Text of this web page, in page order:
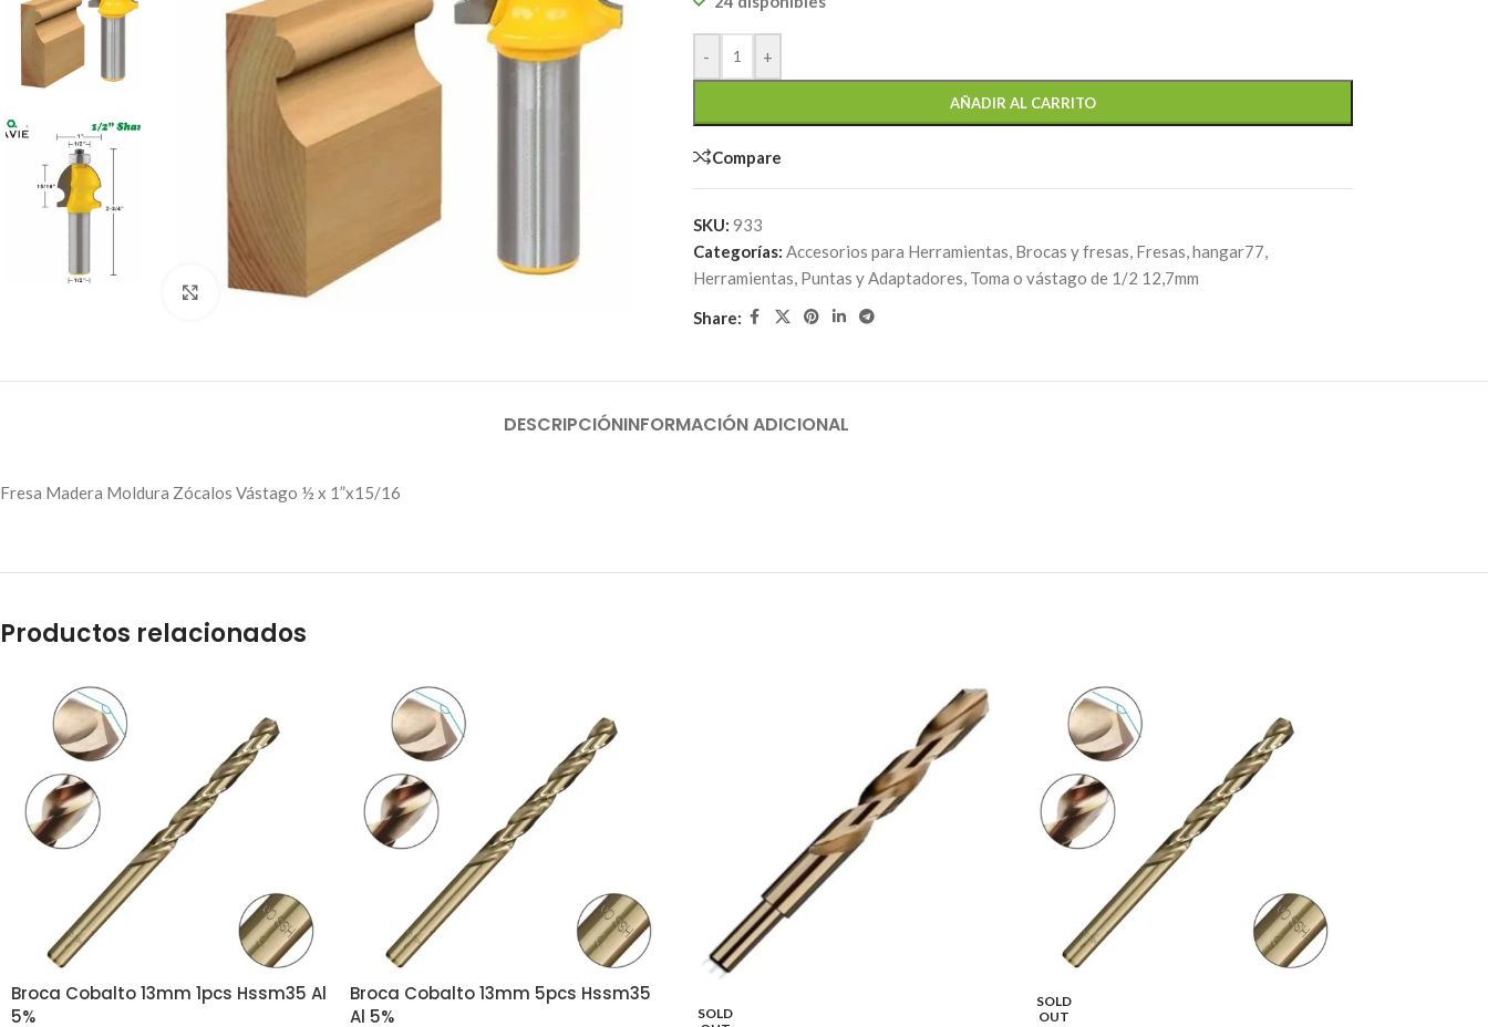
Click to enlarge
- +
AÑADIR AL CARRITO
Compare
SKU: 933
Categorías: Accesorios para Herramientas, Brocas y fresas, Fresas,hangar77,
Herramientas, Puntas y Adaptadores, Toma o vástago de 1/2 12,7mm
Share:
DESCRIPCIÓNINFORMACIÓN ADICIONAL
Fresa Madera Moldura Zócalos Vástago ½ x 1”x15/16
Productos relacionados
Broca Cobalto 13mm 1pcs Hssm35 Al
5%
Broca Cobalto 13mm 5pcs Hssm35
Al 5%
SOLD
SOLD
OUT